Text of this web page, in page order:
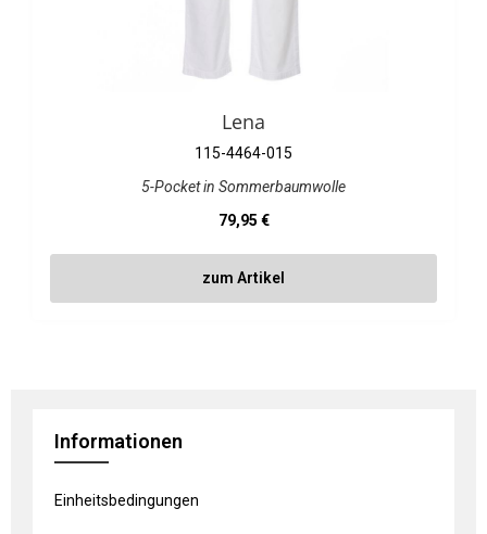
Lena
115-4464-015
5-Pocket in Sommerbaumwolle
Regulärer Preis:
79,95 €
zum Artikel
Informationen
Einheitsbedingungen